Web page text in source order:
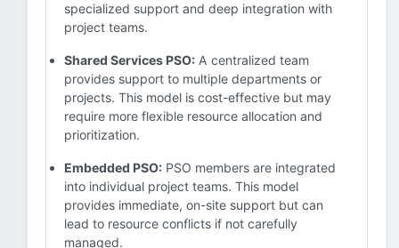
specialized support and deep integration with
project teams.
Shared Services PSO: A centralized team
provides support to multiple departments or
projects. This model is cost-effective but may
require more flexible resource allocation and
prioritization.
Embedded PSO: PSO members are integrated
into individual project teams. This model
provides immediate, on-site support but can
lead to resource conflicts if not carefully
managed.